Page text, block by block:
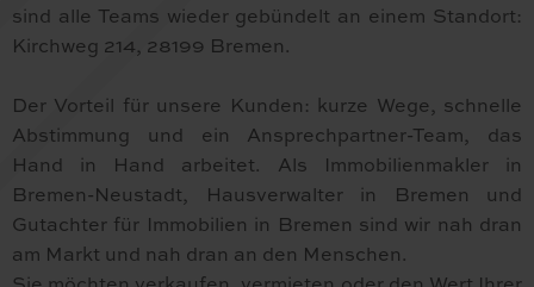
sind alle Teams wieder gebündelt an einem Standort:
Kirchweg 214, 28199 Bremen.
Der Vorteil für unsere Kunden: kurze Wege, schnelle
Abstimmung und ein Ansprechpartner-Team, das
Hand in Hand arbeitet. Als Immobilienmakler in
Bremen-Neustadt, Hausverwalter in Bremen und
Gutachter für Immobilien in Bremen sind wir nah dran
am Markt und nah dran an den Menschen.